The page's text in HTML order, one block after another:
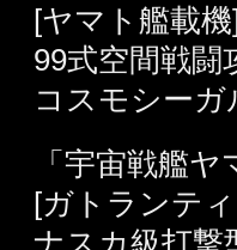
[ヤマト艦載
99式空間戦闘
コスモシーガ
「宇宙戦艦
[ガトランテ
ナスカ級打撃